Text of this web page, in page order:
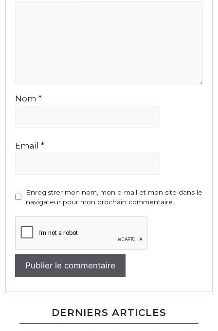
Nom *
Email *
Enregistrer mon nom, mon e-mail et mon site dans le
navigateur pour mon prochain commentaire.
DERNIERS ARTICLES